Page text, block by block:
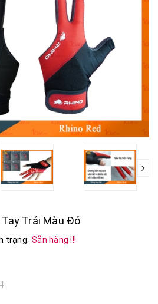
prev
Tay Trái Màu Đỏ
trạng: Sẵn hàng !!!